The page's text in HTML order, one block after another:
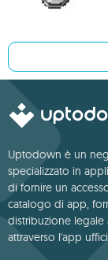
Uptodown è un
specializzato in
di fornire un
catalogo di app,
distribuzione legale
attraverso l'app